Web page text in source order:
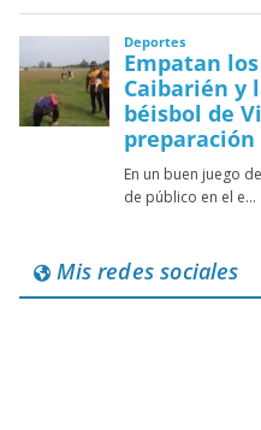
Mis redes sociales